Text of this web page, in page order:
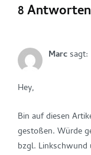
8 Antworten
Marcsagt:
Hey,
Bin auf diesen
gestoßen. Würde
bzgl. Linkschwund